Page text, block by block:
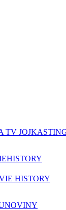
TV JOJ
HISTORY
HISTORY